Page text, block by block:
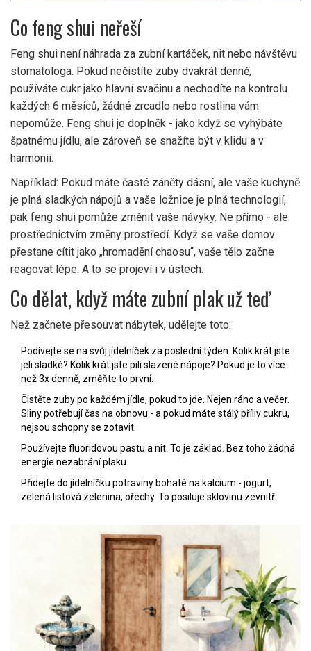
Co feng shui neřeší
Feng shui není náhrada za zubní kartáček, nit nebo návštěvu
stomatologa. Pokud nečistíte zuby dvakrát denně,
používáte cukr jako hlavní svačinu a nechodíte na kontrolu
každých 6 měsíců, žádné zrcadlo nebo rostlina vám
nepomůže. Feng shui je doplněk - jako když se vyhýbáte
špatnému jídlu, ale zároveň se snažíte být v klidu a v
harmonii.
Například: Pokud máte časté záněty dásní, ale vaše kuchyně
je plná sladkých nápojů a vaše ložnice je plná technologií,
pak feng shui pomůže změnit vaše návyky. Ne přímo - ale
prostřednictvím změny prostředí. Když se vaše domov
přestane cítit jako „hromadění chaosu“, vaše tělo začne
reagovat lépe. A to se projeví i v ústech.
Co dělat, když máte zubní plak už teď
Než začnete přesouvat nábytek, udělejte toto:
Podívejte se na svůj jídelníček za poslední týden. Kolik krát jste
jeli sladké? Kolik krát jste pili slazené nápoje? Pokud je to více
než 3x denně, změňte to první.
Čistěte zuby po každém jídle, pokud to jde. Nejen ráno a večer.
Sliny potřebují čas na obnovu - a pokud máte stálý příliv cukru,
nejsou schopny se zotavit.
Používejte fluoridovou pastu a nit. To je základ. Bez toho žádná
energie nezabrání plaku.
Přidejte do jídelníčku potraviny bohaté na kalcium - jogurt,
zelená listová zelenina, ořechy. To posiluje sklovinu zevnitř.